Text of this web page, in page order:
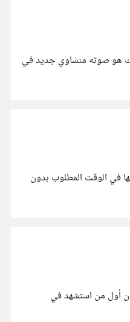
هو صوته منشاوي جديد في
في الوقت المطلوب بدون
هو حارثة بن سراقة، وكان أول من استشهد في